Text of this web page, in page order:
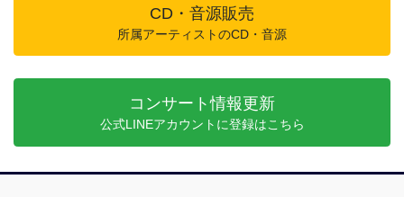
CD・音源販売
所属アーティストのCD・音源
コンサート情報更新
公式LINEアカウントに登録はこちら